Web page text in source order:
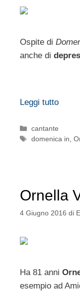
Ospite di
anche di
Leggi tutto
Categorie
cantante
Tag
domenica in,
Ornella
4 Giugno 2016 di
Ha 81 anni
esempio ad